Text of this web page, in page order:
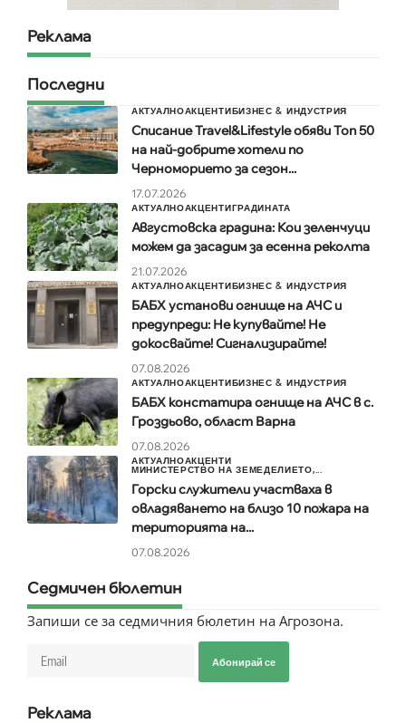
Реклама
Последни
АКТУАЛНОАКЦЕНТИБИЗНЕС & ИНДУСТРИЯ
Списание Travel&Lifestyle обяви Топ 50
на най-добрите хотели по
Черноморието за сезон...
17.07.2026
АКТУАЛНОАКЦЕНТИГРАДИНАТА
Августовска градина: Кои зеленчуци
можем да засадим за есенна реколта
21.07.2026
АКТУАЛНОАКЦЕНТИБИЗНЕС & ИНДУСТРИЯ
БАБХ установи огнище на АЧС и
предупреди: Не купувайте! Не
докосвайте! Сигнализирайте!
07.08.2026
АКТУАЛНОАКЦЕНТИБИЗНЕС & ИНДУСТРИЯ
БАБХ констатира огнище на АЧС в с.
Гроздьово, област Варна
07.08.2026
АКТУАЛНОАКЦЕНТИ
МИНИСТЕРСТВО НА ЗЕМЕДЕЛИЕТО,...
Горски служители участваха в
овладяването на близо 10 пожара на
територията на...
07.08.2026
Седмичен бюлетин
Запиши се за седмичния бюлетин на Агрозона.
Абонирай се
Реклама